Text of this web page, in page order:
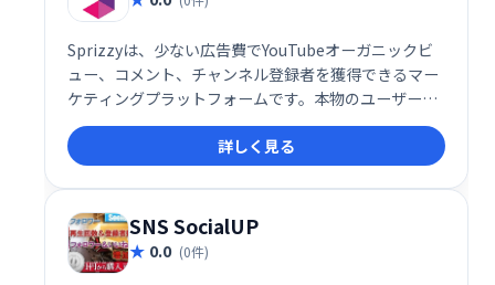
Sprizzyは、少ない広告費でYouTubeオーガニックビ
ュー、コメント、チャンネル登録者を獲得できるマー
ケティングプラットフォームです。本物のユーザーか
らのエンゲージメントに焦点を当て、効果的な
YouTube戦略を実現します。広告に頼らず、自然な視
聴者増加を目指したい方に最適です。
詳しく見る
SNS SocialUP
0.0 (0件)